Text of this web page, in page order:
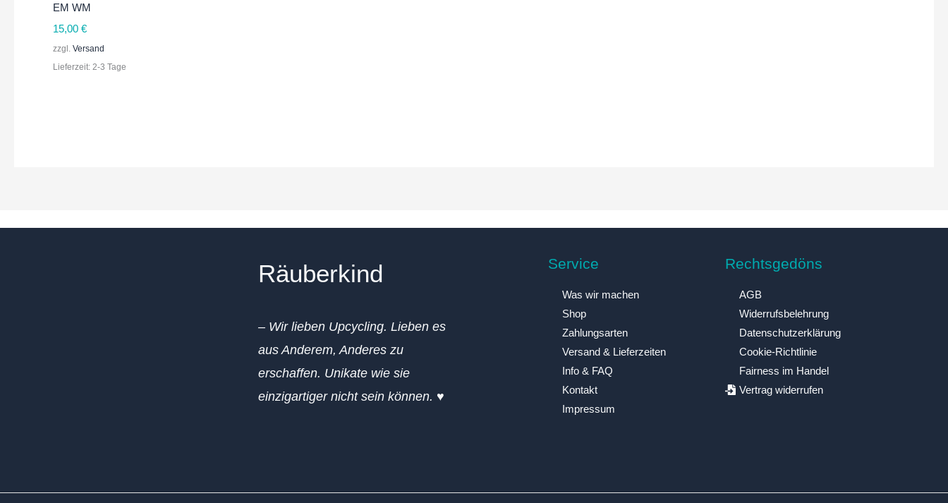
EM WM
15,00 €
zzgl. Versand
Lieferzeit: 2-3 Tage
Räuberkind
– Wir lieben Upcycling. Lieben es
aus Anderem, Anderes zu
erschaffen. Unikate wie sie
einzigartiger nicht sein können. ♥
Service
Was wir machen
Shop
Zahlungsarten
Versand & Lieferzeiten
Info & FAQ
Kontakt
Impressum
Rechtsgedöns
AGB
Widerrufsbelehrung
Datenschutzerklärung
Cookie-Richtlinie
Fairness im Handel
Vertrag widerrufen